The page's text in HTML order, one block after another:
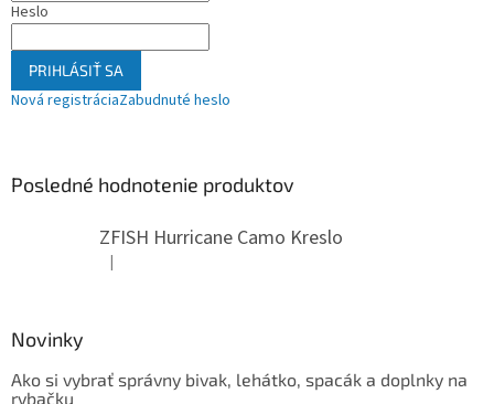
Heslo
PRIHLÁSIŤ SA
Nová registráciaZabudnuté heslo
Posledné hodnotenie produktov
ZFISH Hurricane Camo Kreslo
Hodnotenie produktu je 5 z 5 hviezdičiek.
|
Novinky
Ako si vybrať správny bivak, lehátko, spacák a doplnky na
rybačku